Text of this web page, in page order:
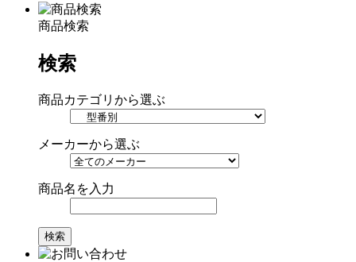
商品検索
検索
商品カテゴリから選ぶ
メーカーから選ぶ
商品名を入力